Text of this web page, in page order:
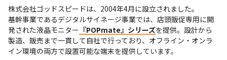
株式会社ゴッドスピードは、2004年4月に設立されました。
基幹事業であるデジタルサイネージ事業では、店頭販促専用に開
発された液晶モニター 『POPmate』シリーズを提供。設計から
製造、販売まで一貫して自社で行っており、オフライン・オンラ
イン環境の両方で設置可能な端末を提供しています。